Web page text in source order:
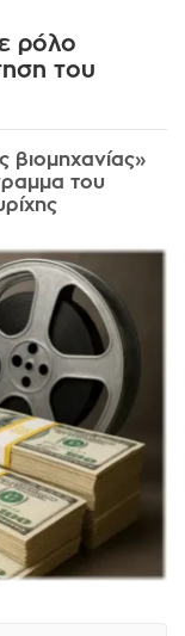
ρόλο
του
βιομηχανίας»
του